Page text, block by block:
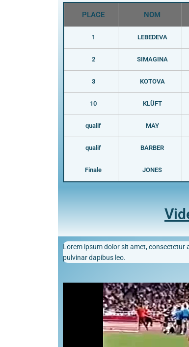
PLACE NOM
1 LEBEDEVA
2 SIMAGINA
3 KOTOVA
10 KLÜFT
qualif MAY
qualif BARBER
Finale JONES
Lorem ipsum dolor sit amet, consectetur
pulvinar dapibus leo.